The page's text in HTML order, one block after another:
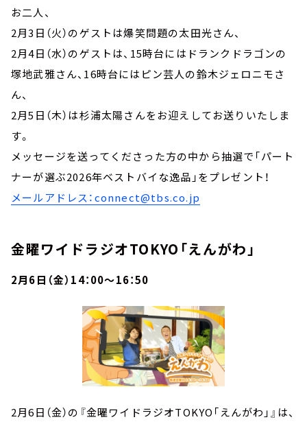
お二人、
2月3日（火）のゲストは爆笑問題の太田光さん、
2月4日（水）のゲストは、15時台にはドランクドラゴンの
塚地武雅さん、16時台にはピン芸人の鈴木ジェロニモさ
ん、
2月5日（木）は杉浦太陽さんをお迎えしてお送りいたしま
す。
メッセージを送ってくださった方の中から抽選で「パート
ナーが選ぶ2026年ベストバイな逸品」をプレゼント！
メールアドレス：connect@tbs.co.jp
金曜ワイドラジオTOKYO「えんがわ」
2月6日（金）14：00～16：50
2月6日（金）の『金曜ワイドラジオTOKYO「えんがわ」』は、